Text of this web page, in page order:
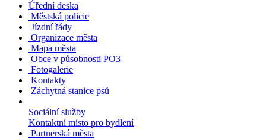
Úřední deska
Městská policie
Jízdní řády
Organizace města
Mapa města
Obce v působnosti PO3
Fotogalerie
Kontakty
Záchytná stanice psů
Sociální služby
Kontaktní místo pro bydlení
Partnerská města